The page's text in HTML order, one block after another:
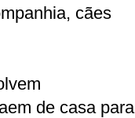
cães
de casa para